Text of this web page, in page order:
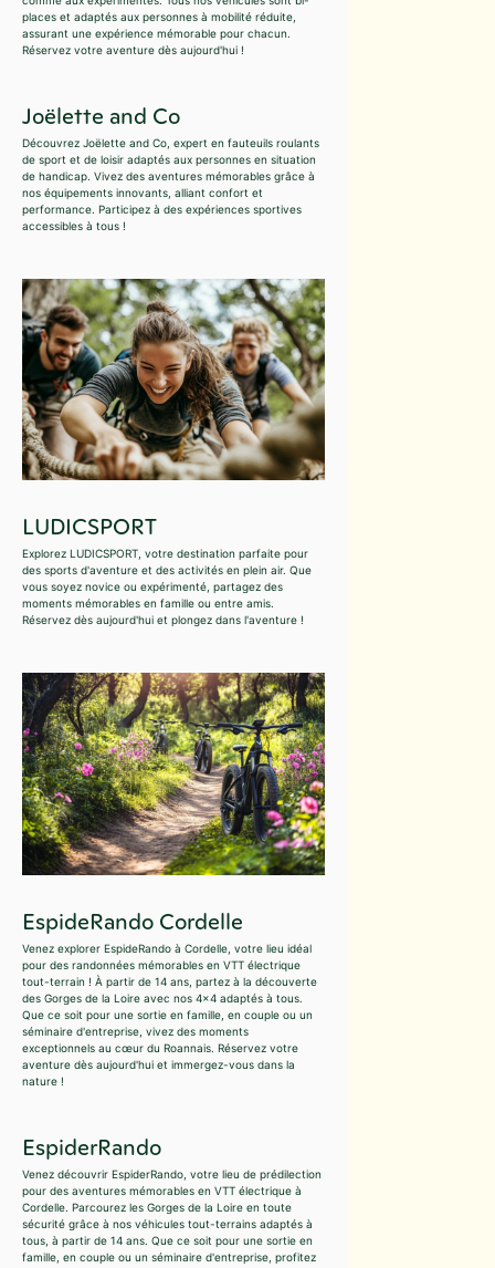
places et adaptés aux personnes à mobilité réduite,
assurant une expérience mémorable pour chacun.
Réservez votre aventure dès aujourd'hui !
Joëlette and Co
Découvrez Joëlette and Co, expert en fauteuils roulants
de sport et de loisir adaptés aux personnes en situation
de handicap. Vivez des aventures mémorables grâce à
nos équipements innovants, alliant confort et
performance. Participez à des expériences sportives
accessibles à tous !
LUDICSPORT
Explorez LUDICSPORT, votre destination parfaite pour
des sports d'aventure et des activités en plein air. Que
vous soyez novice ou expérimenté, partagez des
moments mémorables en famille ou entre amis.
Réservez dès aujourd'hui et plongez dans l'aventure !
EspideRando Cordelle
Venez explorer EspideRando à Cordelle, votre lieu idéal
pour des randonnées mémorables en VTT électrique
tout-terrain ! À partir de 14 ans, partez à la découverte
des Gorges de la Loire avec nos 4x4 adaptés à tous.
Que ce soit pour une sortie en famille, en couple ou un
séminaire d'entreprise, vivez des moments
exceptionnels au cœur du Roannais. Réservez votre
aventure dès aujourd'hui et immergez-vous dans la
nature !
EspiderRando
Venez découvrir EspiderRando, votre lieu de prédilection
pour des aventures mémorables en VTT électrique à
Cordelle. Parcourez les Gorges de la Loire en toute
sécurité grâce à nos véhicules tout-terrains adaptés à
tous, à partir de 14 ans. Que ce soit pour une sortie en
famille, en couple ou un séminaire d'entreprise, profitez